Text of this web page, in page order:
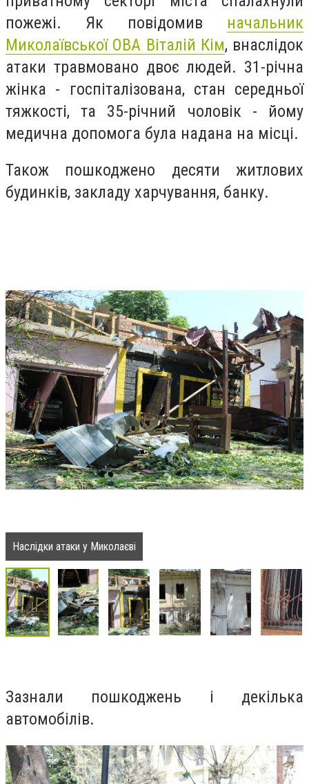
пожежі. Як повідомив начальник
Миколаївської ОВА Віталій Кім, внаслідок
атаки травмовано двоє людей. 31-річна
жінка - госпіталізована, стан середньої
тяжкості, та 35-річний чоловік - йому
медична допомога була надана на місці.
Також пошкоджено десяти житлових
будинків, закладу харчування, банку.
Наслідки атаки у Миколаєві
Зазнали пошкоджень і декілька
автомобілів.